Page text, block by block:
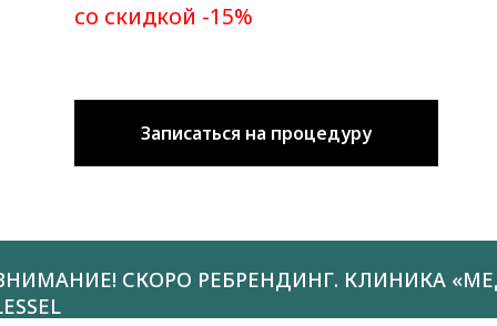
со скидкой -15%
Записаться на процедуру
СКОРО РЕБРЕНДИНГ. КЛИНИКА